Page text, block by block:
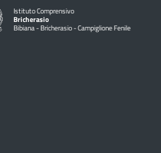
Istituto Comprensivo
Bricherasio
Bibiana - Bricherasio - Campiglione Fenile